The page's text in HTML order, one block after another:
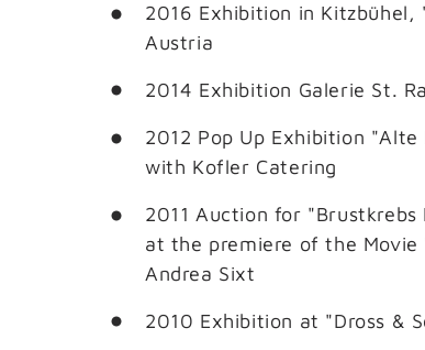
2016 Exhibition in Kitzbühel,
Austria
2014 Exhibition Galerie St.
2012 Pop Up Exhibition
with Kofler Catering
2011 Auction for
at the premiere of the
Andrea Sixt
2010 Exhibition at "Dross &